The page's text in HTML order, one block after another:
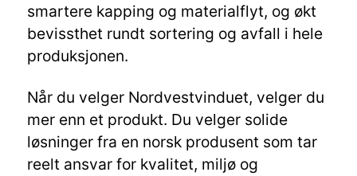
smartere kapping og materialflyt, og økt
bevissthet rundt sortering og avfall i hele
produksjonen.
Når du velger Nordvestvinduet, velger du
mer enn et produkt. Du velger solide
løsninger fra en norsk produsent som tar
reelt ansvar for kvalitet, miljø og